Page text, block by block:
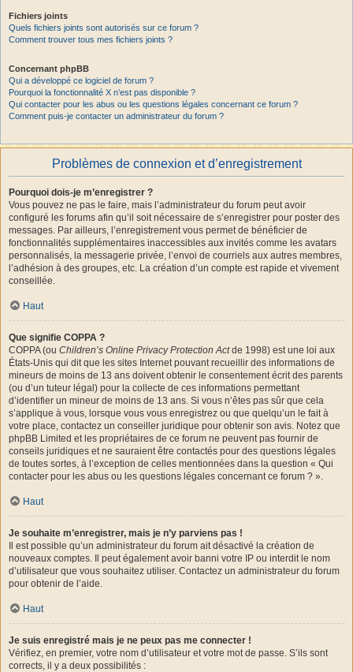
Fichiers joints
Quels fichiers joints sont autorisés sur ce forum ?
Comment trouver tous mes fichiers joints ?
Concernant phpBB
Qui a développé ce logiciel de forum ?
Pourquoi la fonctionnalité X n’est pas disponible ?
Qui contacter pour les abus ou les questions légales concernant ce forum ?
Comment puis-je contacter un administrateur du forum ?
Problèmes de connexion et d’enregistrement
Pourquoi dois-je m’enregistrer ?
Vous pouvez ne pas le faire, mais l’administrateur du forum peut avoir
configuré les forums afin qu’il soit nécessaire de s’enregistrer pour poster des
messages. Par ailleurs, l’enregistrement vous permet de bénéficier de
fonctionnalités supplémentaires inaccessibles aux invités comme les avatars
personnalisés, la messagerie privée, l’envoi de courriels aux autres membres,
l’adhésion à des groupes, etc. La création d’un compte est rapide et vivement
conseillée.
Haut
Que signifie COPPA ?
COPPA (ou Children’s Online Privacy Protection Actde 1998) est une loi aux
États-Unis qui dit que les sites Internet pouvant recueillir des informations de
mineurs de moins de 13 ans doivent obtenir le consentement écrit des parents
(ou d’un tuteur légal) pour la collecte de ces informations permettant
d’identifier un mineur de moins de 13 ans. Si vous n’êtes pas sûr que cela
s’applique à vous, lorsque vous vous enregistrez ou que quelqu’un le fait à
votre place, contactez un conseiller juridique pour obtenir son avis. Notez que
phpBB Limited et les propriétaires de ce forum ne peuvent pas fournir de
conseils juridiques et ne sauraient être contactés pour des questions légales
de toutes sortes, à l’exception de celles mentionnées dans la question « Qui
contacter pour les abus ou les questions légales concernant ce forum ? ».
Haut
Je souhaite m’enregistrer, mais je n’y parviens pas !
Il est possible qu’un administrateur du forum ait désactivé la création de
nouveaux comptes. Il peut également avoir banni votre IP ou interdit le nom
d’utilisateur que vous souhaitez utiliser. Contactez un administrateur du forum
pour obtenir de l’aide.
Haut
Je suis enregistré mais je ne peux pas me connecter !
Vérifiez, en premier, votre nom d’utilisateur et votre mot de passe. S’ils sont
corrects, il y a deux possibilités :